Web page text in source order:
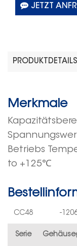
JETZT
PRODUKTDETAILS
Merkmale
Betriebs
to +125℃
CC48 -
Serie